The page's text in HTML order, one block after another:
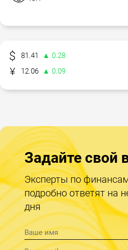
81.41 ▲ 0.28
12.06
▲ 0.09
Задайте свой
Эксперты по
подробно ответят на
дня